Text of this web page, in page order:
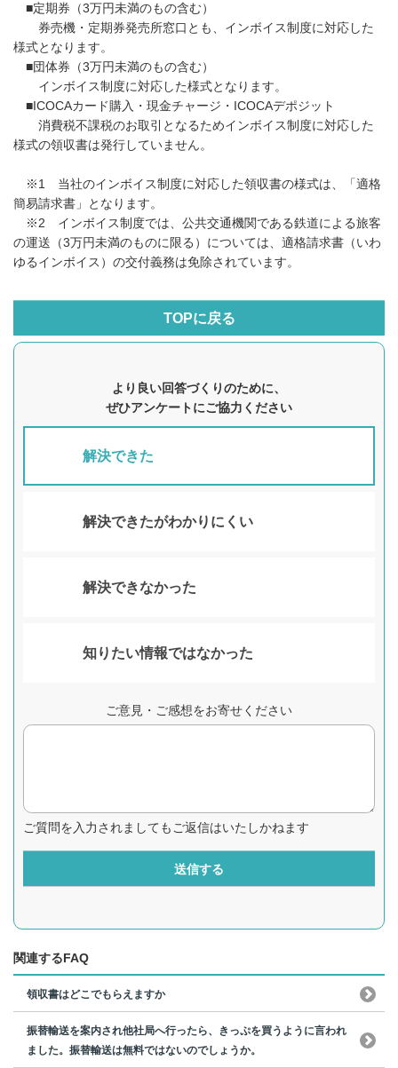
■定期券（3万円未満のもの含む）
券売機・定期券発売所窓口とも、インボイス制度に対応した
様式となります。
■団体券（3万円未満のもの含む）
インボイス制度に対応した様式となります。
■ICOCAカード購入・現金チャージ・ICOCAデポジット
消費税不課税のお取引となるためインボイス制度に対応した
様式の領収書は発行していません。
※1 当社のインボイス制度に対応した領収書の様式は、「適格
簡易請求書」となります。
※2 インボイス制度では、公共交通機関である鉄道による旅客
の運送（3万円未満のものに限る）については、適格請求書（いわ
ゆるインボイス）の交付義務は免除されています。
TOPに戻る
より良い回答づくりのために、
ぜひアンケートにご協力ください
解決できた
解決できたがわかりにくい
解決できなかった
知りたい情報ではなかった
ご意見・ご感想をお寄せください
ご質問を入力されましてもご返信はいたしかねます
送信する
関連するFAQ
領収書はどこでもらえますか
振替輸送を案内され他社局へ行ったら、きっぷを買うように言われ
ました。振替輸送は無料ではないのでしょうか。